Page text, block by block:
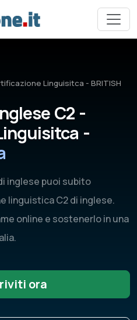
Linguisitca - BRITISH
C2 -
-
inglese puoi subito
linguistica C2 di inglese.
online e sostenerlo in una
ora